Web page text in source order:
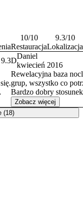
płatności gotówką
się językiem
z gośćmi z zagranicy.
10/10
Restauracja
9.3/10
Lokalizacja
9.3
to
D
Daniel
kwiecień 2016
Rewelacyjna baza
grup, wszystko co
Bardzo dobry
będąc nastepnym
pewno skorzystamy
lokalizacja przemiła
Zobacz więcej
(18)